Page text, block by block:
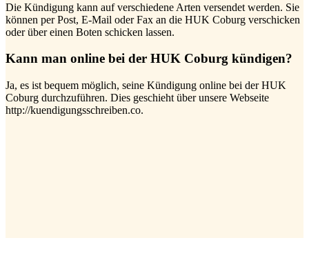
Die Kündigung kann auf verschiedene Arten versendet werden. Sie
können per Post, E-Mail oder Fax an die HUK Coburg verschicken
oder über einen Boten schicken lassen.
Kann man online bei der HUK Coburg kündigen?
Ja, es ist bequem möglich, seine Kündigung online bei der HUK
Coburg durchzuführen. Dies geschieht über unsere Webseite
http://kuendigungsschreiben.co.